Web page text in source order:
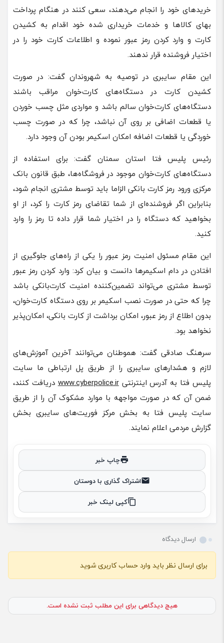
خریدهای خود را انجام می‌دهند، سعی کنند در هنگام پرداخت
بهای کالاها و خدمات خریداری شده خود اقدام به کشیدن
کارت و وارد کردن رمز عبور نموده و اطلاعات کارت خود را در
اختیار فروشنده قرار ندهند.
این مقام سایبری در توصیه به شهروندان گفت: در صورت
کشیدن کارت در دستگاه‌های کارت‌خوان مراقب باشند
دستگاه‌های کارت‌خوان سالم باشد و مواردی مثل چسب خوردن
یا قطعات اضافی بر روی آن نباشد، چرا که در صورت چسب
خوردگی یا قطعات اضافه امکان اسکیمر بودن آن وجود دارد.
رئیس پلیس فتا استان سمنان گفت: برای استفاده از
دستگاه‌های کارت‌خوان موجود در فروشگاه‌ها، طبق قانون بانک
مرکزی ورود رمز کارت بانکی الزاما باید توسط مشتری انجام شود،
بنابراین اگر فروشنده‌ای از شما تقاضای رمز کارت را کرد، از او
بخواهید که دستگاه‌ را در اختیار شما قرار داده تا رمز را وارد
کنید.
این مقام مسئول امنیت رمز عبور را یکی از راه‌های جلوگیری از
افتادن در دام اسکیمرها دانست و بیان کرد: وارد کردن رمز عبور
توسط مشتری می‌تواند تضمین‌کننده امنیت کارت‌بانکی باشد
چرا که حتی در صورت نصب اسکیمر بر روی دستگاه کارت‌خوان،
بدون اطلاع از رمز عبور، امکان برداشت از کارت بانکی، امکان‌پذیر
نخواهد بود.
سرهنگ صادقی گفت: هموطنان می‌توانند‌ آخرین آموزش‌های
لازم و هشدارهای سایبری را از طریق پل ارتباطی ما سایت
پلیس فتا به آدرس اینترنتیwww.cyberpolice.irدریافت کنند،
ضمن آن‌ که در صورت مواجهه با موارد مشکوک آن را از طریق
سایت پلیس فتا به بخش مرکز فوریت‌های سایبری بخش
گزارش مردمی اعلام نمایند.
چاپ خبر
اشتراک گذاری با دوستان
کپی لینک خبر
ارسال دیدگاه
برای ارسال نظر باید وارد حساب کاربری شوید
هیچ دیدگاهی برای این مطلب ثبت نشده است.